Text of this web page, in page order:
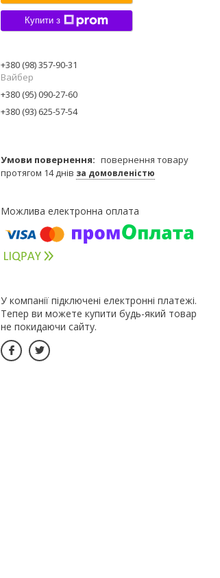
Купити з
+380 (98) 357-90-31
Вайбер
+380 (95) 090-27-60
+380 (93) 625-57-54
повернення товару
протягом 14 днів за домовленістю
У компанії підключені електронні платежі.
Тепер ви можете купити будь-який товар
не покидаючи сайту.